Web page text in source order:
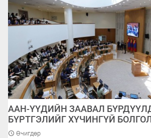
ААН-ҮҮДИЙН ЗААВАЛ
БҮРТГЭЛИЙГ ХҮЧИНГҮЙ
Өчигдөр